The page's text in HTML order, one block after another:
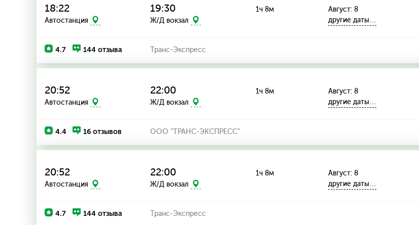
18:22
Автостанция
19:30
Ж/Д вокзал
1ч 8м
Август: 8
другие даты…
4.7 144 отзыва Транс-Экспресс
20:52
Автостанция
22:00
Ж/Д вокзал
1ч 8м
Август: 8
другие даты…
4.4 16 отзывов ООО "ТРАНС-ЭКСПРЕСС"
20:52
Автостанция
22:00
Ж/Д вокзал
1ч 8м
Август: 8
другие даты…
4.7 144 отзыва Транс-Экспресс